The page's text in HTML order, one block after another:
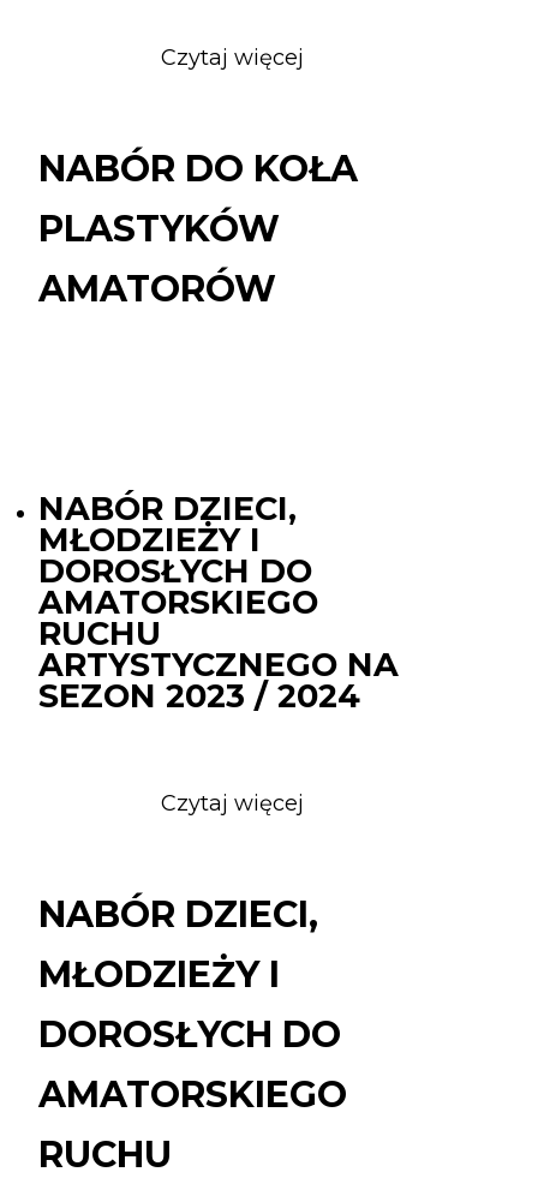
Czytaj więcej
KOŁA
PLASTYKÓW
NABÓR DO KOŁA
PLASTYKÓW
AMATORÓW
NABÓR DZIECI,
MŁODZIEŻY I
DOROSŁYCH DO
AMATORSKIEGO
RUCHU
ARTYSTYCZNEGO NA
SEZON 2023 / 2024
Czytaj więcej
MŁODZIEŻY
I
AMATORSKIEGO
RUCHU
ARTYSTYCZNEGO
NA
NABÓR DZIECI,
MŁODZIEŻY I
DOROSŁYCH DO
AMATORSKIEGO
RUCHU